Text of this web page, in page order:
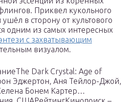
Приквел кукольного
в сторону от культового
одним из самых интересных
с захватывающим
визуалом.
Dark Crystal: Age of
Эджертон, Аня Тейлор-Джой,
Бонем Картер…